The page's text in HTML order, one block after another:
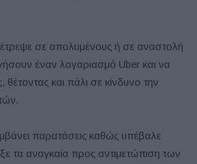
σε απολυμένους ή σε αναστολή
έναν λογαριασμό Uber και να
θέτοντας και πάλι σε κίνδυνο την
παρατάσεις καθώς υπέβαλε
τα αναγκαία προς αντιμετώπιση των